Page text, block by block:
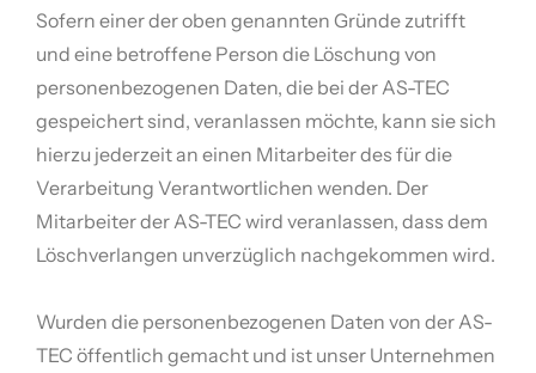
Sofern einer der oben genannten Gründe zutrifft
und eine betroffene Person die Löschung von
personenbezogenen Daten, die bei der AS-TEC
gespeichert sind, veranlassen möchte, kann sie sich
hierzu jederzeit an einen Mitarbeiter des für die
Verarbeitung Verantwortlichen wenden. Der
Mitarbeiter der AS-TEC wird veranlassen, dass dem
Löschverlangen unverzüglich nachgekommen wird.
Wurden die personenbezogenen Daten von der AS-
TEC öffentlich gemacht und ist unser Unternehmen